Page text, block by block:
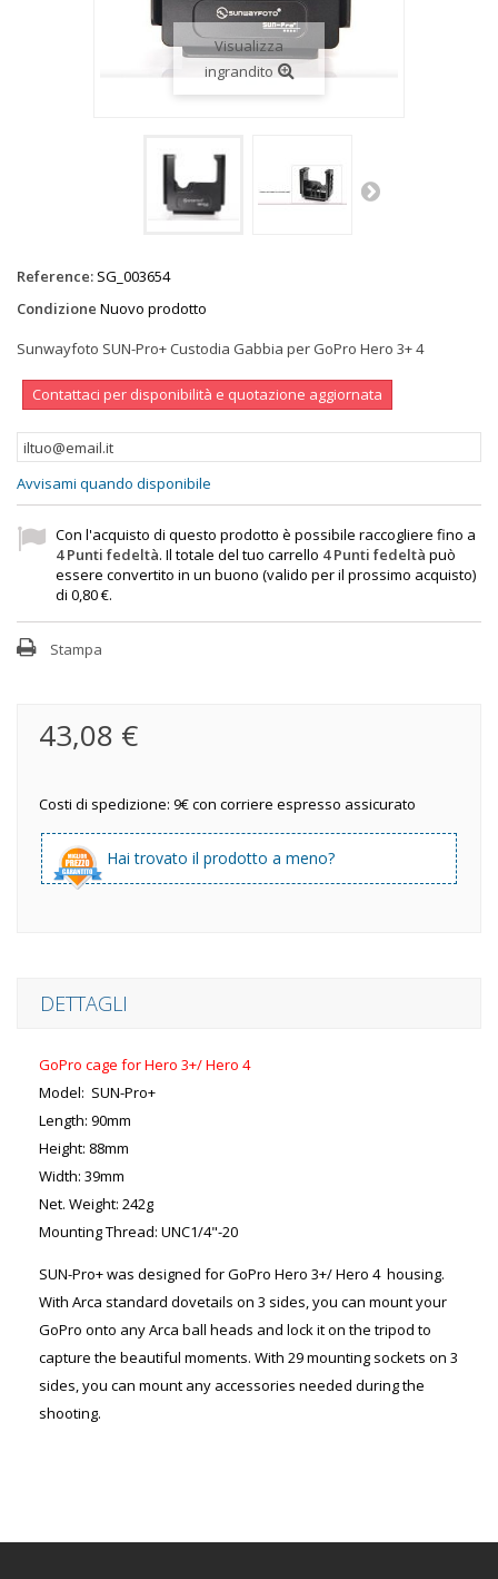
Visualizza
ingrandito
Reference: SG_003654
Condizione Nuovo prodotto
Sunwayfoto SUN-Pro+ Custodia Gabbia per GoPro Hero 3+ 4
Contattaci per disponibilità e quotazione aggiornata
Avvisami quando disponibile
Con l'acquisto di questo prodotto è possibile raccogliere fino a
4Punti fedeltà. Il totale del tuo carrello 4Punti fedeltà può
essere convertito in un buono (valido per il prossimo acquisto)
di 0,80 €.
Stampa
43,08 €
Costi di spedizione: 9€ con corriere espresso assicurato
Hai trovato il prodotto a meno?
DETTAGLI
GoPro cage for Hero 3+/ Hero 4
Model: SUN-Pro+
Length: 90mm
Height: 88mm
Width: 39mm
Net. Weight: 242g
Mounting Thread: UNC1/4"-20
SUN-Pro+ was designed for GoPro Hero 3+/ Hero 4 housing.
With Arca standard dovetails on 3 sides, you can mount your
GoPro onto any Arca ball heads and lock it on the tripod to
capture the beautiful moments. With 29 mounting sockets on 3
sides, you can mount any accessories needed during the
shooting.